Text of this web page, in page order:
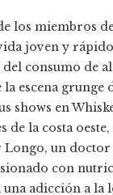
los miembros
joven y
consumo de
escena grunge
shows en
de la costa
Longo, un
con
adicción a la